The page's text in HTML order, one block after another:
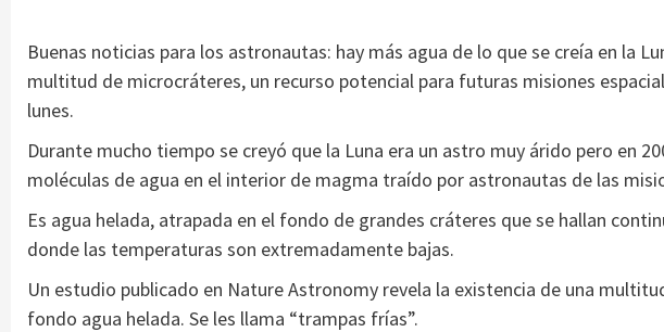
Buenas noticias para los astronautas: hay más agua de lo que se creía en la
multitud de microcráteres, un recurso potencial para futuras misiones
lunes.
Durante mucho tiempo se creyó que la Luna era un astro muy árido pero en
moléculas de agua en el interior de magma traído por astronautas de las
Es agua helada, atrapada en el fondo de grandes cráteres que se hallan
donde las temperaturas son extremadamente bajas.
Un estudio publicado en Nature Astronomy revela la existencia de una
fondo agua helada. Se les llama “trampas frías”.